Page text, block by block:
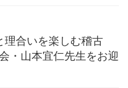
理合いを楽しむ稽古
・山本宜仁先生をお迎